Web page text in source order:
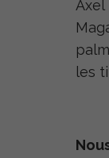
Axel
les